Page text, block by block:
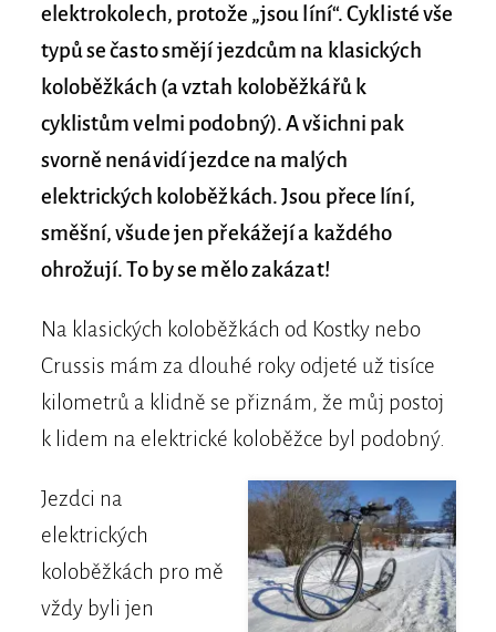
elektrokolech, protože „jsou líní“. Cyklisté vše
typů se často smějí jezdcům na klasických
koloběžkách (a vztah koloběžkářů k
cyklistům velmi podobný). A všichni pak
svorně nenávidí jezdce na malých
elektrických koloběžkách. Jsou přece líní,
směšní, všude jen překážejí a každého
ohrožují. To by se mělo zakázat!
Na klasických koloběžkách od Kostky nebo
Crussis mám za dlouhé roky odjeté už tisíce
kilometrů a klidně se přiznám, že můj postoj
k lidem na elektrické koloběžce byl podobný.
Jezdci na
elektrických
koloběžkách pro mě
vždy byli jen